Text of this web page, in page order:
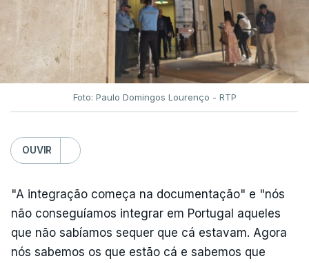
Foto: Paulo Domingos Lourenço - RTP
OUVIR
"A integração começa na documentação" e "nós
não conseguíamos integrar em Portugal aqueles
que não sabíamos sequer que cá estavam. Agora
nós sabemos os que estão cá e sabemos que